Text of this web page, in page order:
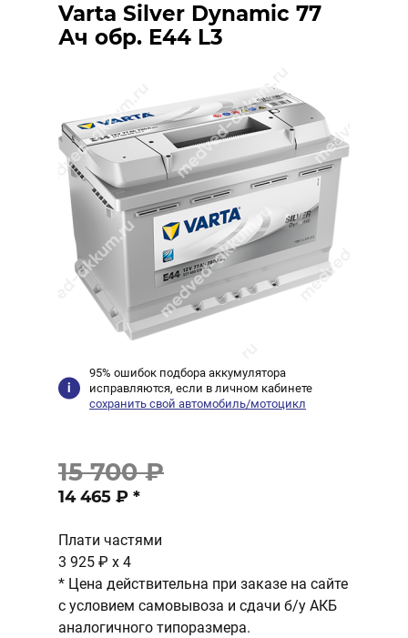
Varta Silver Dynamic 77
Ач обр. E44 L3
95% ошибок подбора аккумулятора
исправляются, если в личном кабинете
сохранить свой автомобиль/мотоцикл
15 700 ₽
14 465 ₽ *
Плати частями
3 925 ₽ x 4
* Цена действительна при заказе на сайте
с условием самовывоза и сдачи б/у АКБ
аналогичного типоразмера.